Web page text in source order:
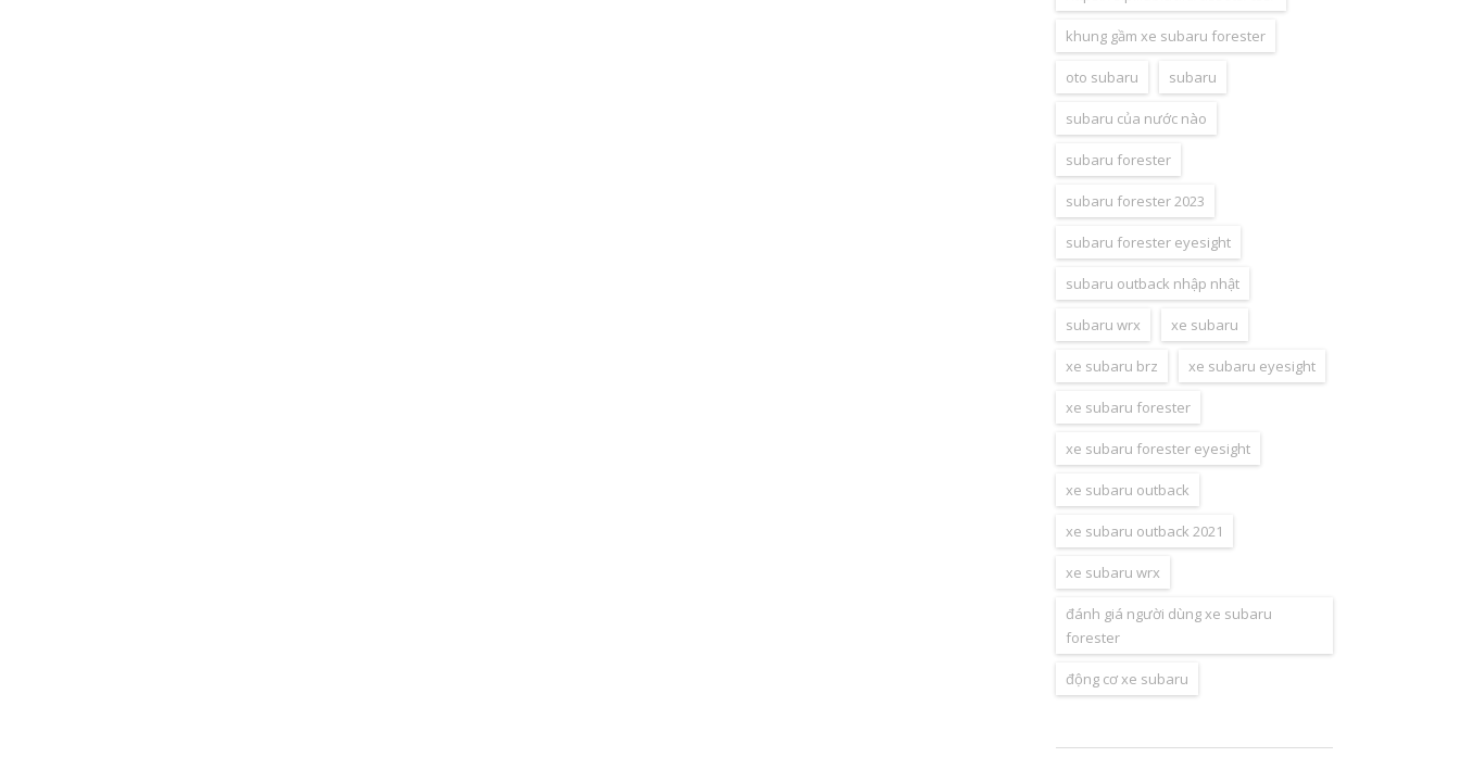
khung gầm xe subaru forester
oto subaru subaru
subaru của nước nào
subaru forester
subaru forester 2023
subaru forester eyesight
subaru outback nhập nhật
subaru wrx xe subaru
xe subaru brz xe subaru eyesight
xe subaru forester
xe subaru forester eyesight
xe subaru outback
xe subaru outback 2021
xe subaru wrx
đánh giá người dùng xe subaru
forester
động cơ xe subaru